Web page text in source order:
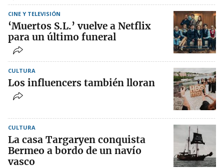
CINE Y TELEVISIÓN
‘Muertos S.L.’ vuelve a Netflix
para un último funeral
CULTURA
Los influencers también lloran
CULTURA
La casa Targaryen conquista
Bermeo a bordo de un navío
vasco